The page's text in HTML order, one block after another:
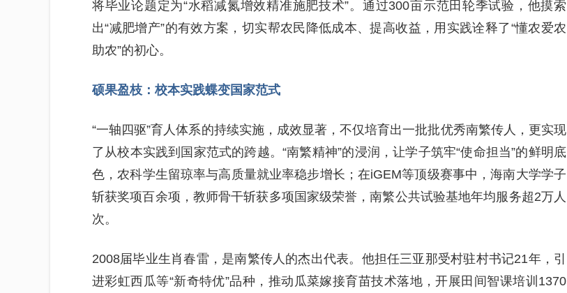
将毕业论题定为“水稻减氮增效精准施肥技术”。通过300亩示范田轮季试验，他摸索
出“减肥增产”的有效方案，切实帮农民降低成本、提高收益，用实践诠释了“懂农爱农
助农”的初心。
硕果盈枝：校本实践蝶变国家范式
“一轴四驱”育人体系的持续实施，成效显著，不仅培育出一批批优秀南繁传人，更实现
了从校本实践到国家范式的跨越。“南繁精神”的浸润，让学子筑牢“使命担当”的鲜明底
色，农科学生留琼率与高质量就业率稳步增长；在iGEM等顶级赛事中，海南大学学子
斩获奖项百余项，教师骨干斩获多项国家级荣誉，南繁公共试验基地年均服务超2万人
次。
2008届毕业生肖春雷，是南繁传人的杰出代表。他担任三亚那受村驻村书记21年，引
进彩虹西瓜等“新奇特优”品种，推动瓜菜嫁接育苗技术落地，开展田间智课培训1370